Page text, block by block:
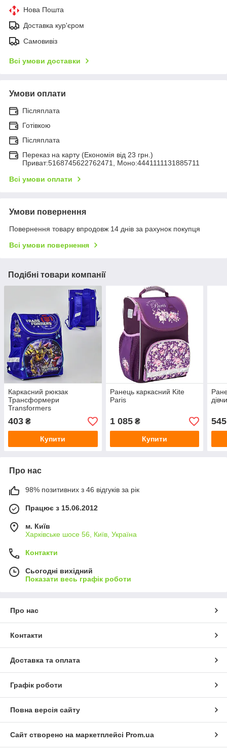
Нова Пошта
Доставка кур'єром
Самовивіз
Всі умови доставки
Умови оплати
Післяплата
Готівкою
Післяплата
Переказ на карту (Економія від 23 грн.)
Приват:5168745622762471, Моно:4441111131885711
Всі умови оплати
Умови повернення
Повернення товару впродовж 14 днів за рахунок покупця
Всі умови повернення
Подібні товари компанії
Каркасний рюкзак
Трансформери
Transformers
403 ₴
Купити
Ранець каркасний Kite
Paris
1 085₴
Купити
545
Про нас
98% позитивних з 46 відгуків за рік
Працює з 15.06.2012
м. Київ
Харківське шосе 56, Київ, Україна
Контакти
Сьогодні вихідний
Показати весь графік роботи
Про нас
Контакти
Доставка та оплата
Графік роботи
Повна версія сайту
Сайт створено на маркетплейсі Prom.ua